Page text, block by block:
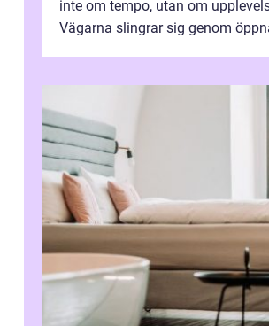
inte om tempo, utan om
Vägarna slingrar sig genom